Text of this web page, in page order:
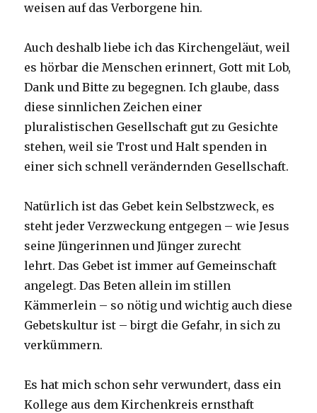
weisen auf das Verborgene hin.
Auch deshalb liebe ich das Kirchengeläut, weil
es hörbar die Menschen erinnert, Gott mit Lob,
Dank und Bitte zu begegnen. Ich glaube, dass
diese sinnlichen Zeichen einer
pluralistischen Gesellschaft gut zu Gesichte
stehen, weil sie Trost und Halt spenden in
einer sich schnell verändernden Gesellschaft.
Natürlich ist das Gebet kein Selbstzweck, es
steht jeder Verzweckung entgegen – wie Jesus
seine Jüngerinnen und Jünger zurecht
lehrt. Das Gebet ist immer auf Gemeinschaft
angelegt. Das Beten allein im stillen
Kämmerlein – so nötig und wichtig auch diese
Gebetskultur ist – birgt die Gefahr, in sich zu
verkümmern.
Es hat mich schon sehr verwundert, dass ein
Kollege aus dem Kirchenkreis ernsthaft